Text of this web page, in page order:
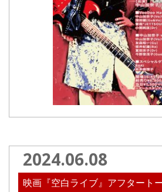
2024.06.08
映画『空白ライブ』アフタート